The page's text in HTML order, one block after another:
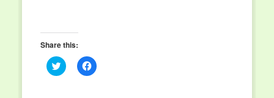
Share this:
Click
to
Click
to